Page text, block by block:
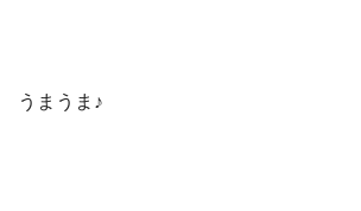
うまうま♪